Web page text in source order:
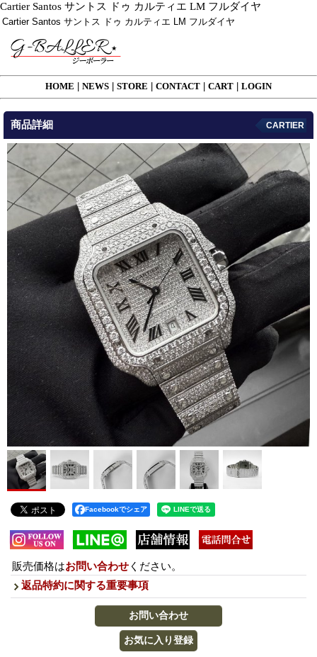
Cartier Santos サントス ドゥ カルティエ LM フルダイヤ
Cartier Santos サントス ドゥ カルティエ LM フルダイヤ
HOME NEWS STORE CONTACT CART LOGIN
商品詳細 CARTIER
Facebookでシェア
販売価格はお問い合わせ ください。
返品特約に関する重要事項